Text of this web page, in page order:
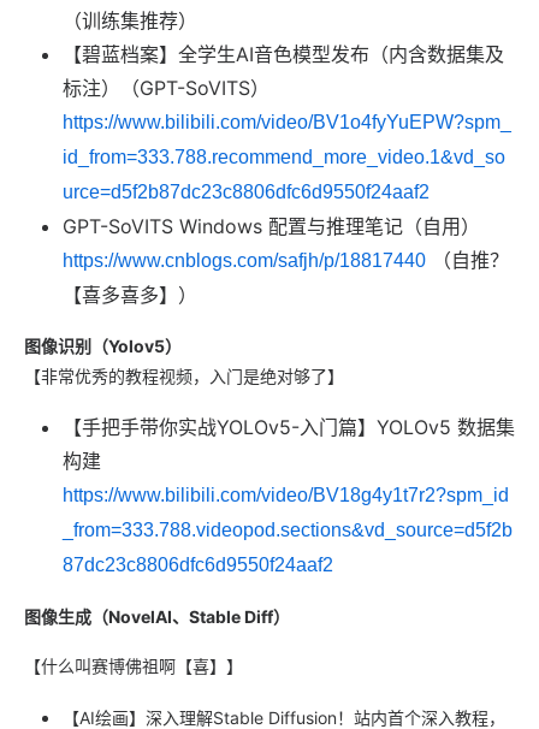
（训练集推荐）
【碧蓝档案】全学生AI音色模型发布（内含数据集及
标注）（GPT-SoVITS）
https://www.bilibili.com/video/BV1o4fyYuEPW?spm_
id_from=333.788.recommend_more_video.1&vd_so
urce=d5f2b87dc23c8806dfc6d9550f24aaf2
GPT-SoVITS Windows 配置与推理笔记（自用）
https://www.cnblogs.com/safjh/p/18817440 （自推？
【喜多喜多】）
图像识别（Yolov5）
【非常优秀的教程视频，入门是绝对够了】
【手把手带你实战YOLOv5-入门篇】YOLOv5 数据集
构建
https://www.bilibili.com/video/BV18g4y1t7r2?spm_id
_from=333.788.videopod.sections&vd_source=d5f2b
87dc23c8806dfc6d9550f24aaf2
图像生成（NovelAI、Stable Diff）
【什么叫赛博佛祖啊【喜】】
【AI绘画】深入理解Stable Diffusion！站内首个深入教程，